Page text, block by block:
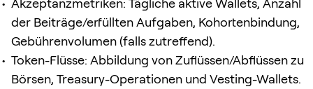
Akzeptanzmetriken: Tägliche aktive Wallets, Anzahl
der Beiträge/erfüllten Aufgaben, Kohortenbindung,
Gebührenvolumen (falls zutreffend).
Token-Flüsse: Abbildung von Zuflüssen/Abflüssen zu
Börsen, Treasury-Operationen und Vesting-Wallets.